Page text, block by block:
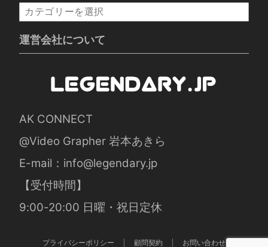
カ
テ
ゴ
リ
運営会社について
AK CONNECT
@Video Grapher 岩本あきら
E-mail： info@legendary.jp
【受付時間】
9:00-20:00 日曜・祝日定休
プライバシーポリシー 顧問契約 お問い合わせ